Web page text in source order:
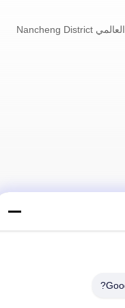
No.1802 غرفة 6 # بناء مركز التجارة العالمي Nancheng District
وأكثر.